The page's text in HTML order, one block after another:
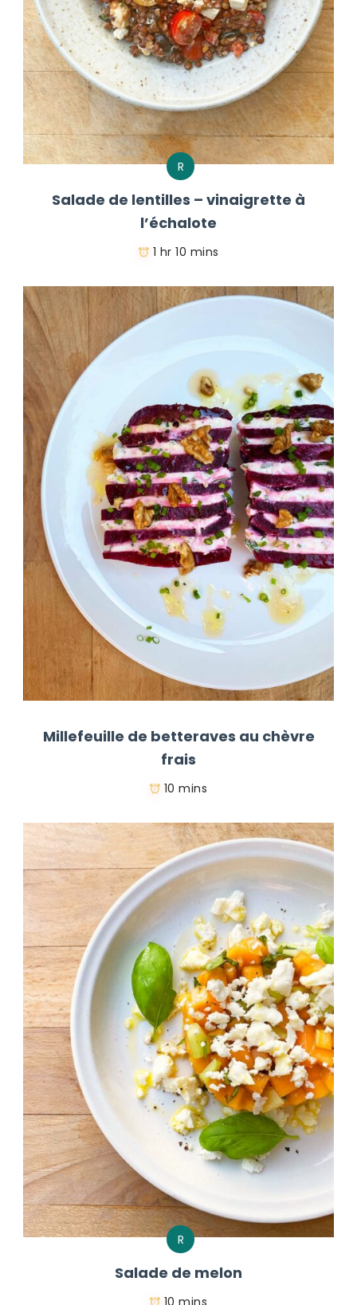
R
Salade de lentilles – vinaigrette à
l’échalote
1 hr 10 mins
Millefeuille de betteraves au chèvre
frais
10 mins
R
Salade de melon